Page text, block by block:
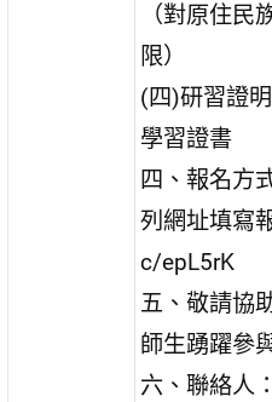
（對原住
限）
(四)研習證
學習證書
四、報名方
列網址填寫
c/epL5rK
五、敬請協
師生踴躍參
六、聯絡人